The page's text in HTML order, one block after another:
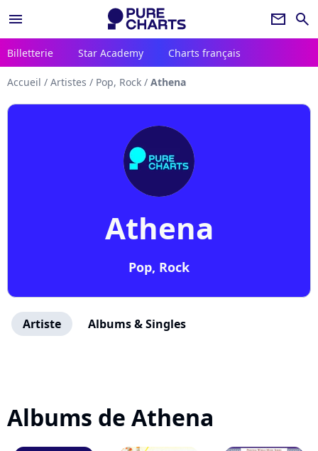
menu newsletter search
Billetterie Star Academy Charts français
Accueil / Artistes / Pop, Rock / Athena
Athena
Pop, Rock
Artiste Albums & Singles
Albums de Athena